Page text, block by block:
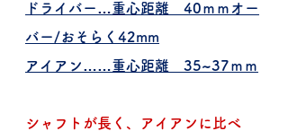
ドライバー…重心距離　40ｍｍオー
バー/おそらく42mm
アイアン……重心距離　35~37ｍｍ
シャフトが長く、アイアンに比べ